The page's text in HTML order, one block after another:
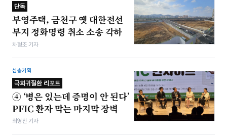
단독
부영주택, 금천구 옛 대한전선
부지 정화명령 취소 소송 각하
차형조 기자
심층기획
극희귀질환 리포트
④ ‘병은 있는데 증명이 안 된다’
PFIC 환자 막는 마지막 장벽
최영찬 기자